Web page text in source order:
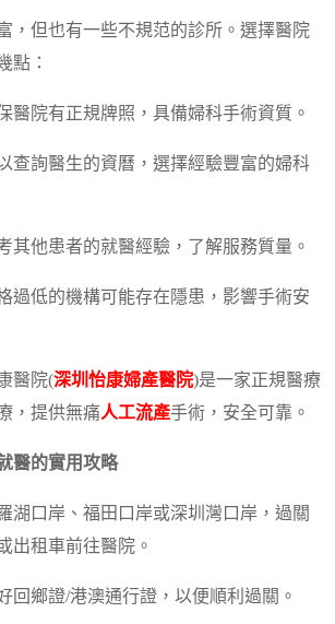
，但也有一些不規范的診所。選擇醫院
點：
醫院有正規牌照，具備婦科手術資質。
查詢醫生的資曆，選擇經驗豐富的婦科
其他患者的就醫經驗，了解服務質量。
過低的機構可能存在隱患，影響手術安
醫院(深圳怡康婦產醫院)是一家正規醫療
，提供無痛人工流產手術，安全可靠。
醫的實用攻略
湖口岸、福田口岸或深圳灣口岸，過關
出租車前往醫院。
回鄉證/港澳通行證，以便順利過關。